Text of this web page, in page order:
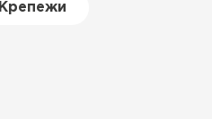
Крепежи